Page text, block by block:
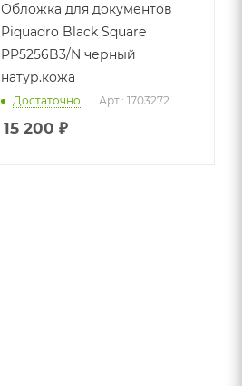
Обложка для документов
Piquadro Black Square
PP5256B3/N черный
натур.кожа
Достаточно Арт.: 1703272
15 200 ₽